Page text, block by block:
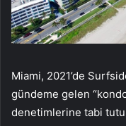
Miami, 2021’de
gündeme gelen
denetimlerine tabi